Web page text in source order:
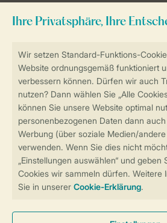
Sicherstellung Deiner
Sicher und schnell zur
Sichere Datenübertragung
Sicheres Bezahlen